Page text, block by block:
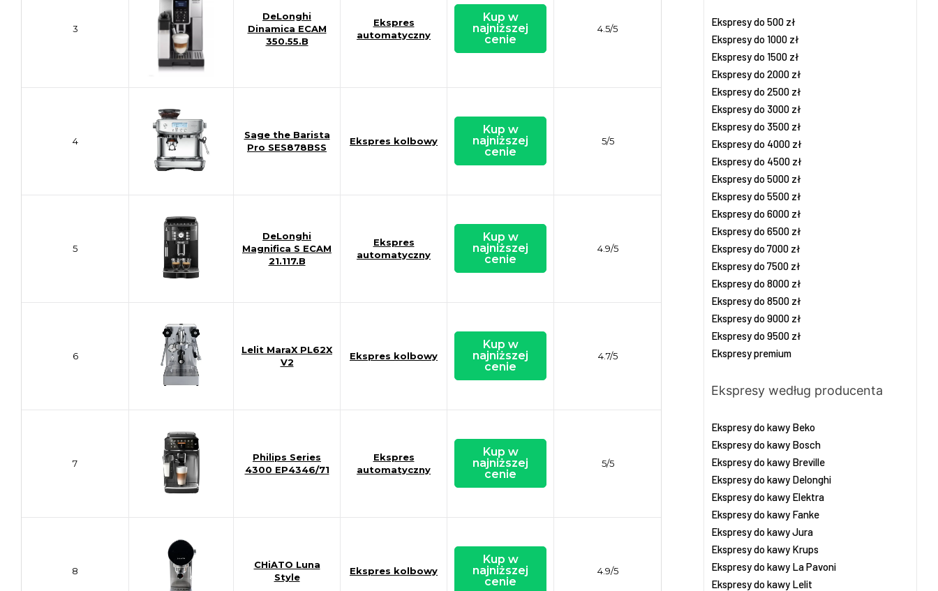
3
DeLonghi
Dinamica ECAM
350.55.B
Ekspres
automatyczny
Kup w
najniższej
cenie
4.5/5
4
Sage the Barista
Pro SES878BSS​
Ekspres kolbowy
Kup w
najniższej
cenie
5/5
5
DeLonghi
Magnifica S ECAM
21.117.B
Ekspres
automatyczny
Kup w
najniższej
cenie
4.9/5
6
Lelit MaraX PL62X
V2
Ekspres kolbowy
Kup w
najniższej
cenie
4.7/5
7
Philips Series
4300 EP4346/71​
Ekspres
automatyczny
Kup w
najniższej
cenie
5/5
8
CHiATO Luna
Style
Ekspres kolbowy
Kup w
najniższej
cenie
4.9/5
Ekspresy do 500 zł
Ekspresy do 1000 zł
Ekspresy do 1500 zł
Ekspresy do 2000 zł
Ekspresy do 2500 zł
Ekspresy do 3000 zł
Ekspresy do 3500 zł
Ekspresy do 4000 zł
Ekspresy do 4500 zł
Ekspresy do 5000 zł
Ekspresy do 5500 zł
Ekspresy do 6000 zł
Ekspresy do 6500 zł
Ekspresy do 7000 zł
Ekspresy do 7500 zł
Ekspresy do 8000 zł
Ekspresy do 8500 zł
Ekspresy do 9000 zł
Ekspresy do 9500 zł
Ekspresy premium
Ekspresy według producenta
Ekspresy do kawy Beko
Ekspresy do kawy Bosch
Ekspresy do kawy Breville
Ekspresy do kawy Delonghi
Ekspresy do kawy Elektra
Ekspresy do kawy Fanke
Ekspresy do kawy Jura
Ekspresy do kawy Krups
Ekspresy do kawy La Pavoni
Ekspresy do kawy Lelit